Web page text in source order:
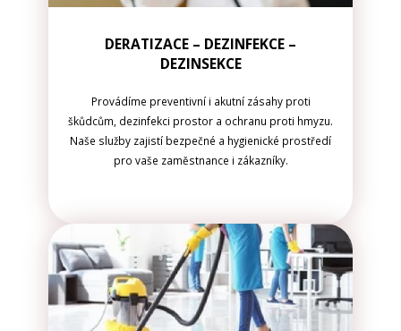
DERATIZACE – DEZINFEKCE –
DEZINSEKCE
Provádíme preventivní i akutní zásahy proti
škůdcům, dezinfekci prostor a ochranu proti hmyzu.
Naše služby zajistí bezpečné a hygienické prostředí
pro vaše zaměstnance i zákazníky.